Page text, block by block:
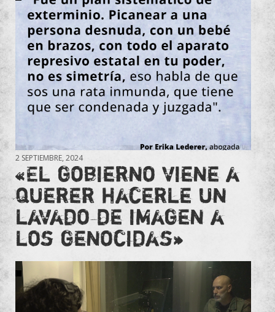
2 SEPTIEMBRE, 2024
«El gobierno viene a
querer hacerle un
lavado de imagen a
los genocidas»